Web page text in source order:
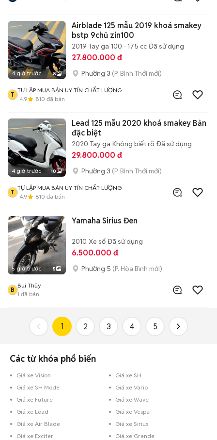
4 giờ trước 8
Airblade 125 mẫu 2019 khoá smakey
bstp 9chủ zin100
2019 Tay ga 100 - 175 cc Đã sử dụng
27.800.000 đ
Phường 3 (P. Bình Thới mới)
T
TỰ LẬP MUA BÁN UY TÍN CHẤT LƯỢNG
4.9
810 đã bán
4 giờ trước 10
Lead 125 mẫu 2020 khoá smakey Bản
đặc biệt
2020 Tay ga Không biết rõ Đã sử dụng
29.800.000 đ
Phường 3 (P. Bình Thới mới)
T
TỰ LẬP MUA BÁN UY TÍN CHẤT LƯỢNG
4.9
810 đã bán
5 giờ trước 5
Yamaha Sirius Đen
2010 Xe số Đã sử dụng
6.500.000 đ
Phường 5 (P. Hòa Bình mới)
B
Bui Thủy
1 đã bán
1 2 3 4 5
Các từ khóa phổ biến
Giá xe Vision
Giá xe SH
Giá xe SH Mode
Giá xe Vario
Giá xe Future
Giá xe Wave
Giá xe Lead
Giá xe Vespa
Giá xe Air Blade
Giá xe Sirius
Giá xe Exciter
Giá xe Grande